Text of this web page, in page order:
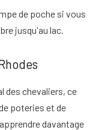
de poche si vous
jusqu'au lac.
des chevaliers, ce
poteries et de
davantage